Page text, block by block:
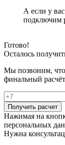
А если у
подключим
Готово!
Осталось
Мы позвоним,
финальный расчёт
Получить расчет
Нажимая на
персональных
Нужна